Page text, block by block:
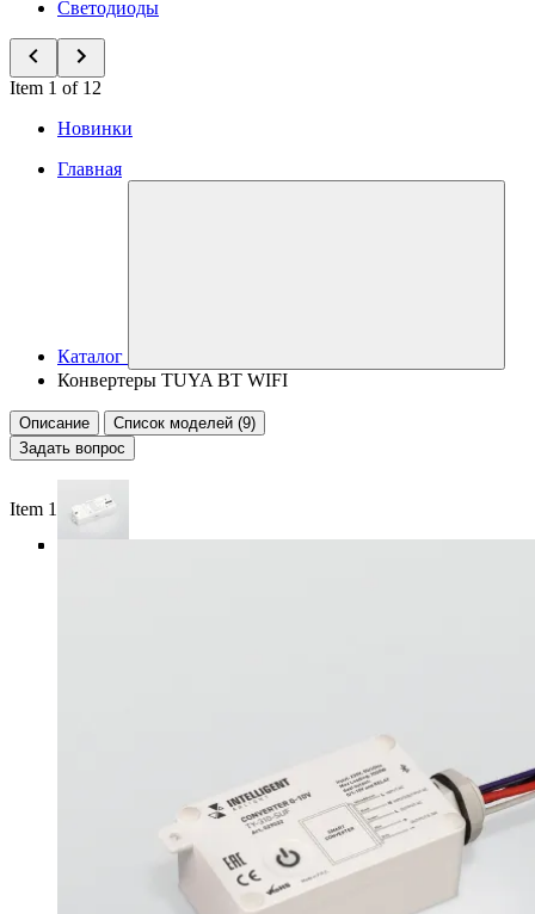
Светодиоды
Item 1 of 12
Новинки
Главная
Каталог
Конвертеры TUYA BT WIFI
Описание
Список моделей (9)
Задать вопрос
Item 1 of 5